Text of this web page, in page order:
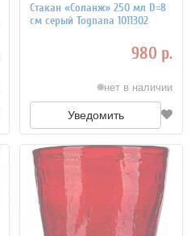
Стакан «Соланж» 250 мл D=8
см серый Tognana 1011302
980 р.
нет в наличии
Уведомить